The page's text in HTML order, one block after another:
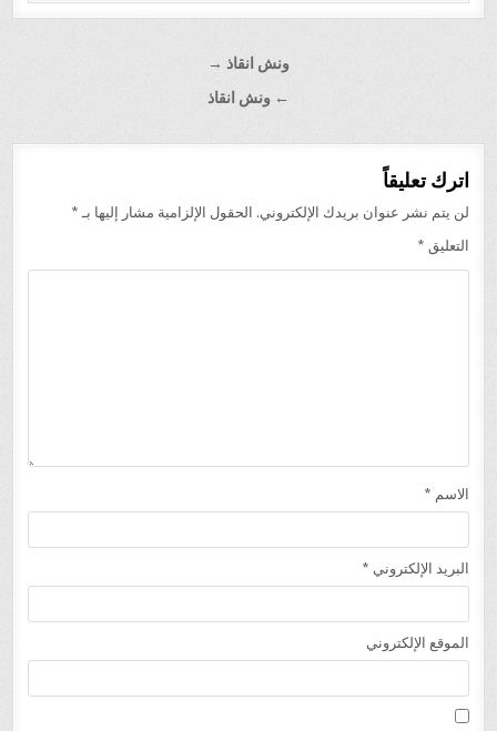
ونش انقاذ →
← ونش انقاذ
اترك تعليقاً
لن يتم نشر عنوان بريدك الإلكتروني. الحقول الإلزامية مشار إليها بـ *
التعليق *
الاسم *
البريد الإلكتروني *
الموقع الإلكتروني